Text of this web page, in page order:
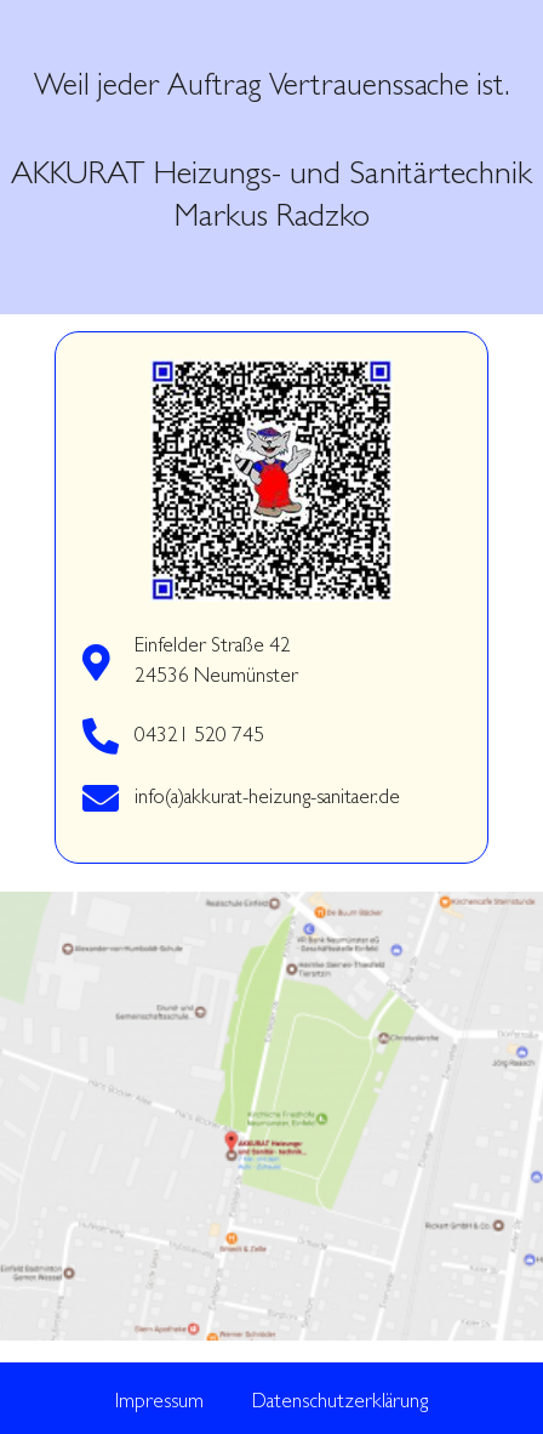
Weil jeder Auftrag Vertrauenssache ist.
AKKURAT Heizungs- und Sanitärtechnik
Markus Radzko
Einfelder Straße 42
24536 Neumünster
04321 520 745
info(a)akkurat-heizung-sanitaer.de
Impressum Datenschutzerklärung